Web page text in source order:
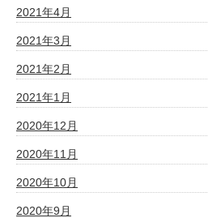
2021年4月
2021年3月
2021年2月
2021年1月
2020年12月
2020年11月
2020年10月
2020年9月